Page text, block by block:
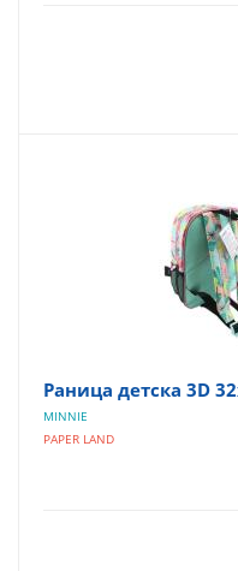
Раница детска 3D
MINNIE
PAPER LAND